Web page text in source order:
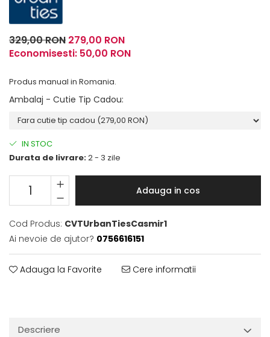
Fulare / Esarfe
329,00 RON 279,00 RON
Economisesti: 50,00 RON
Produs manual in Romania.
Ambalaj - Cutie Tip Cadou:
IN STOC
Durata de livrare:2 - 3 zile
Adauga in cos
Cod Produs: CVTUrbanTiesCasmir1
Ai nevoie de ajutor? 0756616151
Adauga la Favorite Cere informatii
Descriere